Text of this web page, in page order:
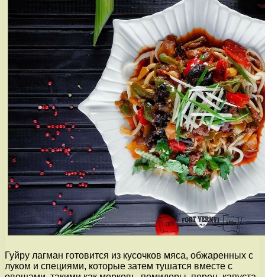
Гуйру лагман готовится из кусочков мяса, обжаренных с
луком и специями, которые затем тушатся вместе с